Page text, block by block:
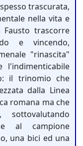
trascurata,
nella vita e
Fausto trascorre
e vincendo,
"rinascita"
il trinomio che
dalla Linea
romana ma che
al campione
una bici ed una